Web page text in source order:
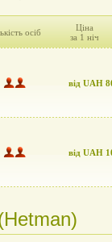
осіб
Ціна
за 1 ніч
від UAH
від UAH